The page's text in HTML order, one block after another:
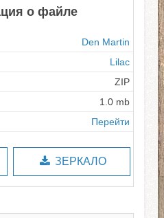
о файле
Den Martin
Lilac
ZIP
1.0 mb
Перейти
ЗЕРКАЛО